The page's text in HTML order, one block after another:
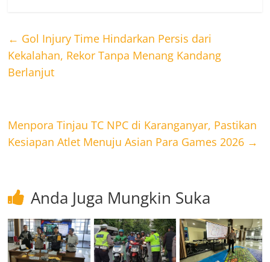
← Gol Injury Time Hindarkan Persis dari
Kekalahan, Rekor Tanpa Menang Kandang
Berlanjut
Menpora Tinjau TC NPC di Karanganyar, Pastikan
Kesiapan Atlet Menuju Asian Para Games 2026 →
Anda Juga Mungkin Suka